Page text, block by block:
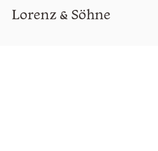
Lorenz & Söhne